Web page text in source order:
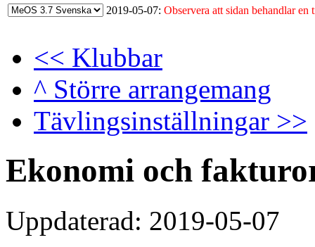
2019-05-07: Observera att sidan behandlar en
<< Klubbar
^ Större arrangemang
Tävlingsinställningar >>
Ekonomi och
Uppdaterad: 2019-05-07